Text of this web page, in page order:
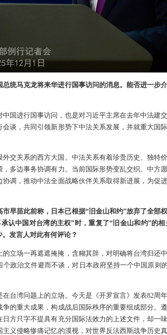
统马克龙将来华进行国事访问的消息。能否进一步
国进行国事访问，也是对习近平主席在去年中法建
谈，共同引领新形势下中法关系发展，并就重大国
交关系的西方大国。中法关系有着珍贵历史、独特
多边事务协调有力。当前国际形势变乱交织。中方
调，推动中法全面战略伙伴关系取得新进展，为促
市早苗此前称，日本已根据“旧金山和约”放弃了全部
认中国对台湾的主权”时，重复了“旧金山和约”的
。发言人对此有何评论？
立场一再遮遮掩掩，含糊其辞，对明确将台湾归还
政治文件避而不谈，对日本政府坚持一个中国原则
在台湾问题上的立场。今天是《开罗宣言》发表82周
的重大成果，构成战后国际秩序的重要组成部分。
日方只字不提具有充分国际法效力的上述文件，却一
义侵略惨痛记忆的漠视，对世界反法西斯战争历史